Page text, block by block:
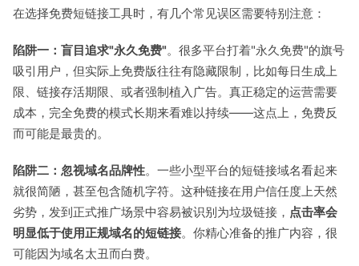
在选择免费短链接工具时，有几个常见误区需要特别注意：
陷阱一：盲目追求"永久免费"。很多平台打着"永久免费"的旗号
吸引用户，但实际上免费版往往有隐藏限制，比如每日生成上
限、链接存活期限、或者强制植入广告。真正稳定的运营需要
成本，完全免费的模式长期来看难以持续——这点上，免费反
而可能是最贵的。
陷阱二：忽视域名品牌性。一些小型平台的短链接域名看起来
就很简陋，甚至包含随机字符。这种链接在用户信任度上天然
劣势，发到正式推广场景中容易被识别为垃圾链接， 点击率会
明显低于使用正规域名的短链接。你精心准备的推广内容，很
可能因为域名太丑而白费。